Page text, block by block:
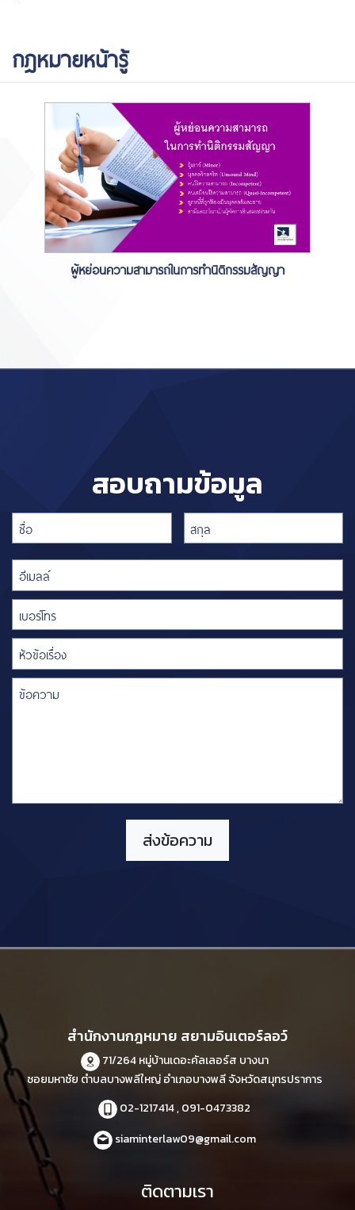
กฎหมายหน้ารู้
ผู้หย่อนความสามารถในการทำนิติกรรมสัญญา
สอบถามข้อมูล
สำนักงานกฎหมาย สยามอินเตอร์ลอว์
71/264 หมู่บ้านเดอะคัลเลอร์ส บางนา
ซอยมหาชัย ตำบลบางพลีใหญ่ อำเภอบางพลี จังหวัดสมุทรปราการ
02-1217414 , 091-0473382
siaminterlaw09@gmail.com
ติดตามเรา